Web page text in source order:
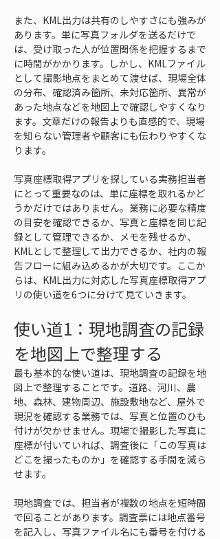
また、KML出力は共有のしやすさにも強みが
あります。単に写真フォルダを送るだけで
は、受け取った人が位置関係を把握するまで
に時間がかかります。しかし、KMLファイル
として撮影地点をまとめて渡せば、現場全体
の分布、確認済み箇所、未対応箇所、異常が
あった地点などを地図上で確認しやすくなり
ます。文章だけの報告よりも直感的で、現場
を知らない管理者や顧客にも伝わりやすくな
ります。
写真座標取得アプリを探している実務担当者
にとって重要なのは、単に座標を取れるかど
うかだけではありません。業務に必要な精度
の目安を確認できるか、写真と座標を同じ記
録として管理できるか、メモを残せるか、
KMLとして整理して出力できるか、社内の報
告フローに組み込めるかが大切です。ここか
らは、KML出力に対応した写真座標取得アプ
リの使い道を6つに分けて見ていきます。
使い道1：現地調査の記録
を地図上で整理する
最も基本的な使い道は、現地調査の記録を地
図上で整理することです。道路、河川、農
地、森林、建物周辺、施設敷地など、屋外で
現況を確認する業務では、写真と位置のひも
付けが欠かせません。現場で撮影した写真に
座標が付いていれば、調査後に「この写真は
どこを撮ったものか」を確認する手間を減ら
せます。
現地調査では、担当者が複数の地点を短時間
で回ることがあります。調査票には地点番号
を記入し、写真ファイル名にも番号を付ける